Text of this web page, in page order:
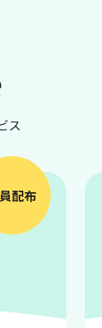
ス
配布